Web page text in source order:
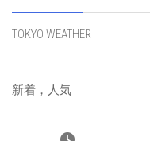
TOKYO WEATHER
新着，人気